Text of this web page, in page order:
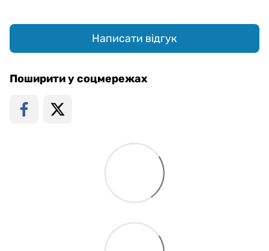
Написати відгук
Поширити у соцмережах